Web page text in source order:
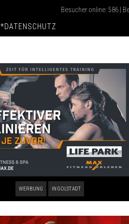
Besucher online: 586 |
*DATENSCHUTZ
WERBUNG INGOLSTADT